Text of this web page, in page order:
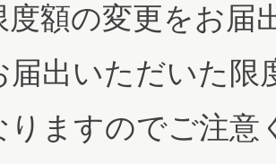
度額の変更をお届
届出いただいた限
りますのでご注意